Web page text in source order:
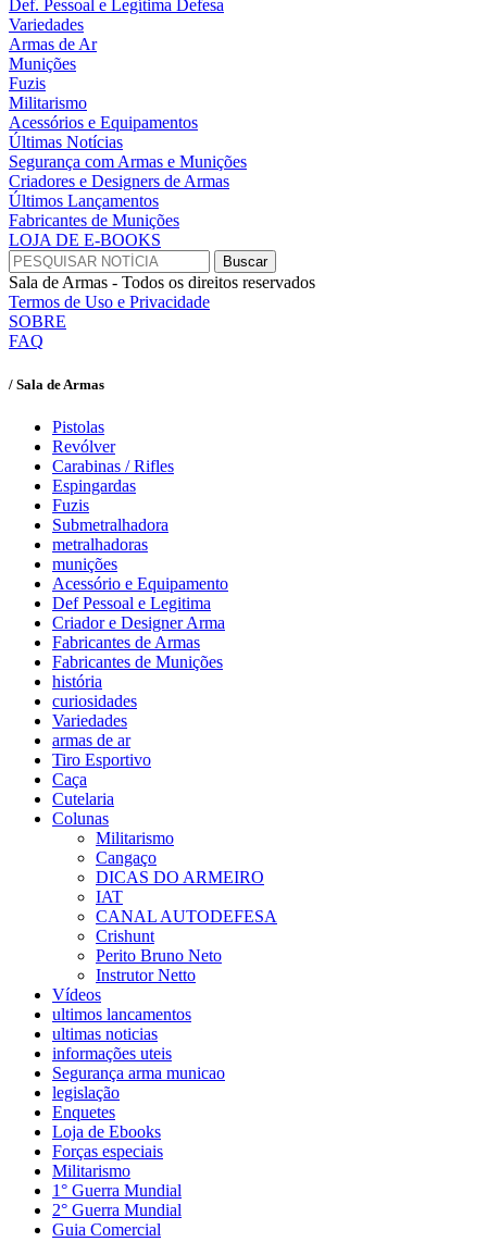
Def. Pessoal e Legítima Defesa
Variedades
Armas de Ar
Munições
Fuzis
Militarismo
Acessórios e Equipamentos
Últimas Notícias
Segurança com Armas e Munições
Criadores e Designers de Armas
Últimos Lançamentos
Fabricantes de Munições
LOJA DE E-BOOKS
Sala de Armas - Todos os direitos reservados
Termos de Uso e Privacidade
SOBRE
FAQ
/ Sala de Armas
Pistolas
Revólver
Carabinas / Rifles
Espingardas
Fuzis
Submetralhadora
metralhadoras
munições
Acessório e Equipamento
Def Pessoal e Legitima
Criador e Designer Arma
Fabricantes de Armas
Fabricantes de Munições
história
curiosidades
Variedades
armas de ar
Tiro Esportivo
Caça
Cutelaria
Colunas
Militarismo
Cangaço
DICAS DO ARMEIRO
IAT
CANAL AUTODEFESA
Crishunt
Perito Bruno Neto
Instrutor Netto
Vídeos
ultimos lancamentos
ultimas noticias
informações uteis
Segurança arma municao
legislação
Enquetes
Loja de Ebooks
Forças especiais
Militarismo
1° Guerra Mundial
2° Guerra Mundial
Guia Comercial